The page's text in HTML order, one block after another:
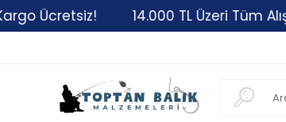
14.000 TL Üzeri Tüm